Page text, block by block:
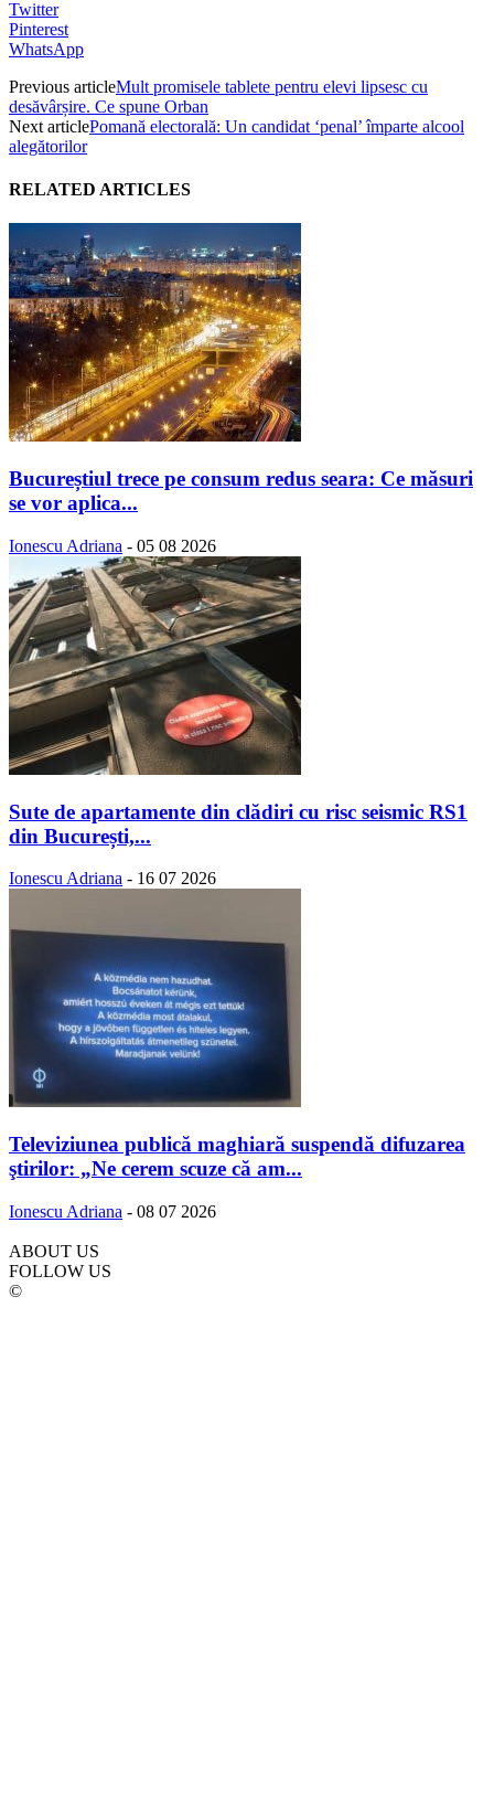
Twitter
Pinterest
WhatsApp
Previous articleMult promisele tablete pentru elevi lipsesc cu
desăvârșire. Ce spune Orban
Next articlePomană electorală: Un candidat ‘penal’ împarte alcool
alegătorilor
RELATED ARTICLES
Bucureștiul trece pe consum redus seara: Ce măsuri
se vor aplica...
Ionescu Adriana - 05 08 2026
Sute de apartamente din clădiri cu risc seismic RS1
din București,...
Ionescu Adriana - 16 07 2026
Televiziunea publică maghiară suspendă difuzarea
ştirilor: „Ne cerem scuze că am...
Ionescu Adriana - 08 07 2026
ABOUT US
FOLLOW US
©